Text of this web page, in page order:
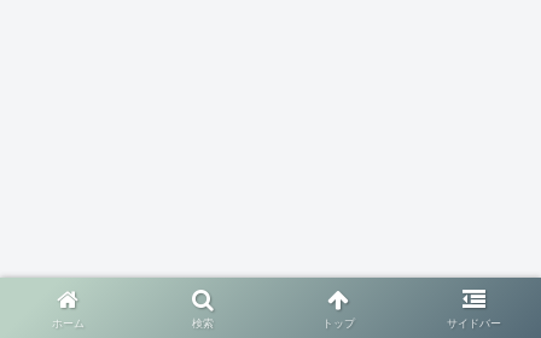
ホーム 検索 トップ サイドバー